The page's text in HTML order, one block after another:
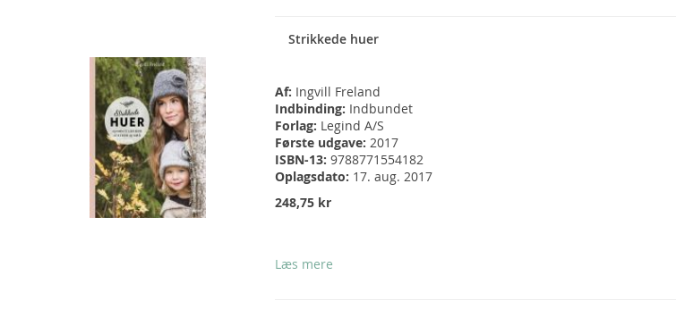
Strikkede huer
Af: Ingvill Freland
Indbinding: Indbundet
Forlag: Legind A/S
Første udgave: 2017
ISBN-13: 9788771554182
Oplagsdato: 17. aug. 2017
248,75 kr
Læs mere